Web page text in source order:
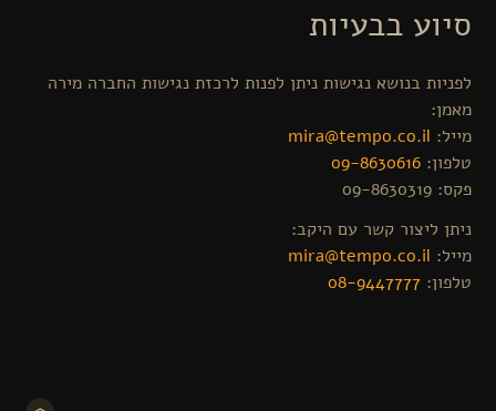
סיוע בבעיות
לפניות בנושא נגישות ניתן לפנות לרכזת נגישות החברה מירה
מאמן:
מייל: mira@tempo.co.il
טלפון:09-8630616
פקס: 09-8630319
ניתן ליצור קשר עם היקב:
מייל: mira@tempo.co.il
טלפון: 08-9447777